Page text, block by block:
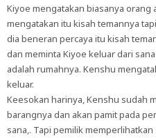
Kiyoe mengatakan biasanya
mengatakan itu kisah temannya
dia beneran percaya itu kisah
dan meminta Kiyoe keluar dari
adalah rumahnya. Kenshu
keluar.
Keesokan harinya, Kenshu sudah
barangnya dan akan pamit pada
sana,. Tapi pemilik